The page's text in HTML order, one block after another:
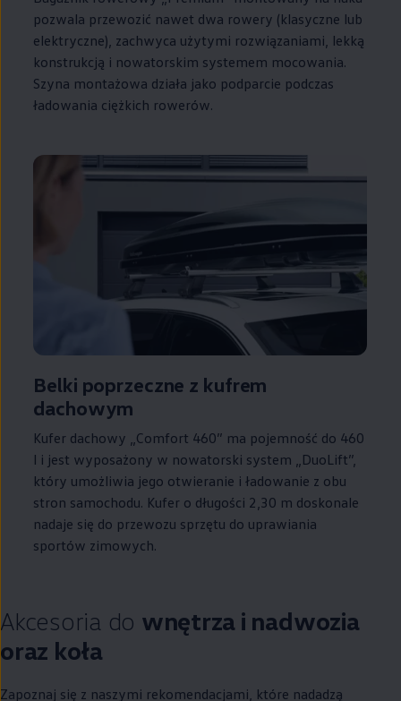
pozwala przewozić nawet dwa rowery (klasyczne lub
elektryczne), zachwyca użytymi rozwiązaniami, lekką
konstrukcją i nowatorskim systemem mocowania.
Szyna montażowa działa jako podparcie podczas
ładowania ciężkich rowerów.
Belki poprzeczne z kufrem
dachowym
Kufer dachowy „Comfort 460” ma pojemność do 460
l i jest wyposażony w nowatorski system „DuoLift”,
który umożliwia jego otwieranie i ładowanie z obu
stron samochodu. Kufer o długości 2,30 m doskonale
nadaje się do przewozu sprzętu do uprawiania
sportów zimowych.
Akcesoria do wnętrza i nadwozia
oraz koła
Zapoznaj się z naszymi rekomendacjami, które nadadzą